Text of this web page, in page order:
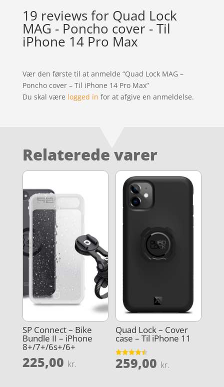
19 reviews for Quad Lock
MAG - Poncho cover - Til
iPhone 14 Pro Max
Vær den første til at anmelde “Quad Lock MAG –
Poncho cover – Til iPhone 14 Pro Max”
Du skal være logged in for at afgive en anmeldelse.
Relaterede varer
SP Connect – Bike
Bundle II – iPhone
8+/7+/6s+/6+
225,00 kr.
Quad Lock – Cover
case – Til iPhone 11
Vurderet
4.5
259,00 kr.